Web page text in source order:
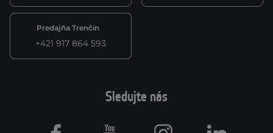
Predajňa Trenčín
+421 917 864 593
Sledujte nás